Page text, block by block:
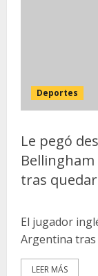
Deportes
Le pegó
tras
El jugador
Argentina tras
LEER MÁS